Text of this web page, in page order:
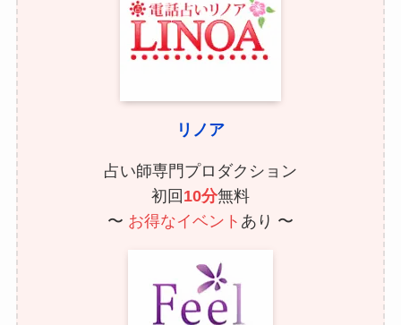
リノア
占い師専門プロダクション
初回 10分無料
〜 お得なイベント あり 〜